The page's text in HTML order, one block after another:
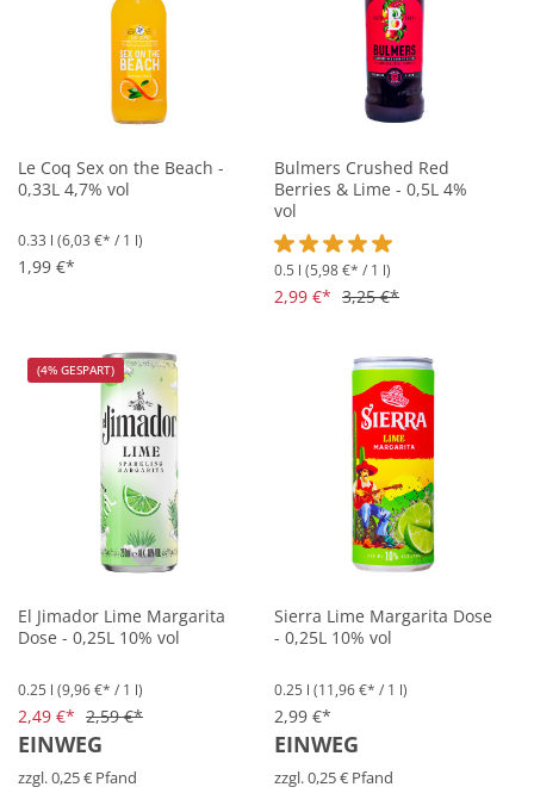
Le Coq Sex on the Beach -
0,33L 4,7% vol
0.33 l (6,03 €* / 1 l)
1,99 €*
Bulmers Crushed Red
Berries & Lime - 0,5L 4%
vol
Durchschnittliche Bewertung
0.5 l (5,98 €* / 1 l)
2,99 €* 3,25 €*
(4% GESPART)
El Jimador Lime Margarita
Dose - 0,25L 10% vol
0.25 l (9,96 €* / 1 l)
2,49 €* 2,59 €*
EINWEG
zzgl. 0,25 € Pfand
Sierra Lime Margarita Dose
- 0,25L 10% vol
0.25 l (11,96 €* / 1 l)
2,99 €*
EINWEG
zzgl. 0,25 € Pfand